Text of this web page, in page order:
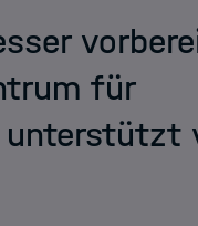
für
unterstützt